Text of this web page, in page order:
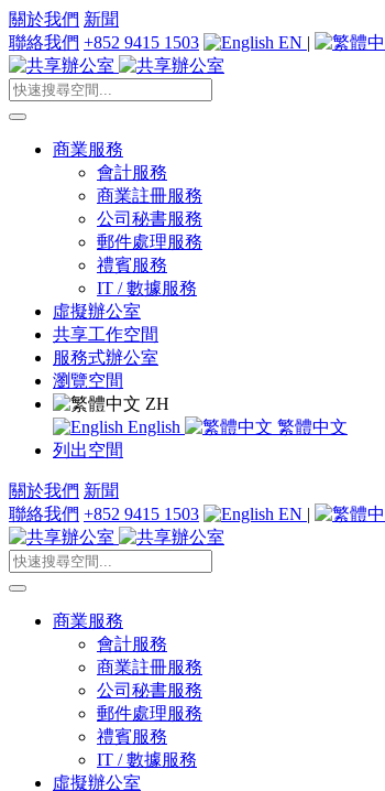
關於我們 新聞
聯絡我們 +852 9415 1503 EN |
商業服務
會計服務
商業註冊服務
公司秘書服務
郵件處理服務
禮賓服務
IT / 數據服務
虛擬辦公室
共享工作空間
服務式辦公室
瀏覽空間
ZH
English
繁體中文
列出空間
關於我們 新聞
聯絡我們 +852 9415 1503 EN |
商業服務
會計服務
商業註冊服務
公司秘書服務
郵件處理服務
禮賓服務
IT / 數據服務
虛擬辦公室